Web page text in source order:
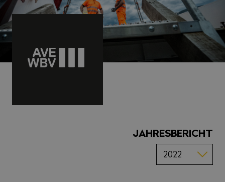
JAHRESBERICHT